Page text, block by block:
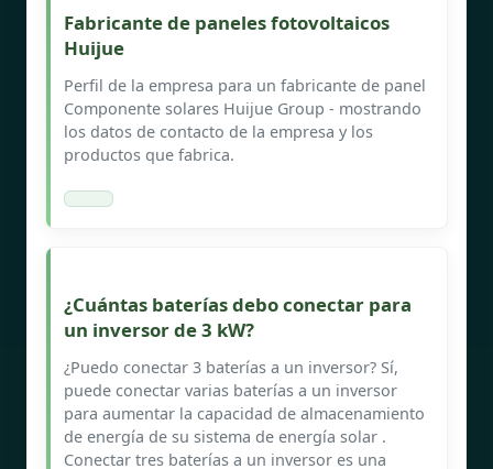
Fabricante de paneles fotovoltaicos
Huijue
Perfil de la empresa para un fabricante de panel
Componente solares Huijue Group - mostrando
los datos de contacto de la empresa y los
productos que fabrica.
¿Cuántas baterías debo conectar para
un inversor de 3 kW?
¿Puedo conectar 3 baterías a un inversor? Sí,
puede conectar varias baterías a un inversor
para aumentar la capacidad de almacenamiento
de energía de su sistema de energía solar .
Conectar tres baterías a un inversor es una